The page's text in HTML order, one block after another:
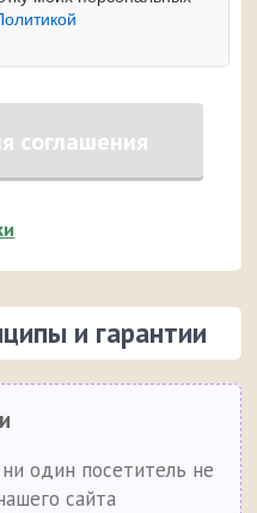
соглашения
и гарантии
один посетитель не
сайта